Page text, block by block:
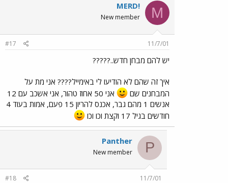
M
MERD!
New member
11/7/01
#17
יש להם מבחן חדש..?????
איך זה שהם לא הודיעו לי באימייל???? אני מת על
המבחנים שם
אני 50 אחוז טהור, אני אשכב עם 12
אנשים 1 מהם גבר, אכנס להריון 15 פעם, אמות בעוד 4
חודשים בגיל 17 וקצת וכו וכו
P
Panther
New member
11/7/01
#18